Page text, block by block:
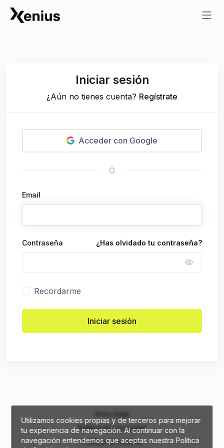
Utilizamos cookies propias y de terceros para mejorar
tu experiencia de navegación. Al continuar con la
navegación entendemos que aceptas nuestra Política
Iniciar sesión
¿Aún no tienes cuenta? Regístrate
Acceder con Google
O
Email
Contraseña ¿Has olvidado tu contraseña?
Recordarme
Iniciar sesión
Política de privacidad
Política de cookies